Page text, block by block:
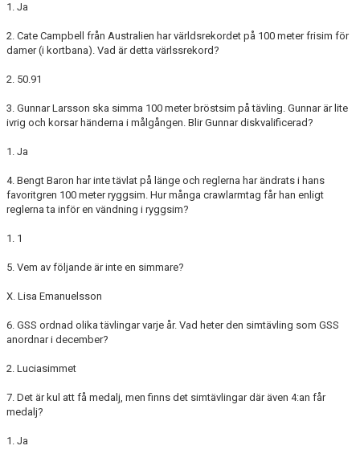
1. Ja
2. Cate Campbell från Australien har världsrekordet på 100 meter frisim för
damer (i kortbana). Vad är detta värlssrekord?
2. 50.91
3. Gunnar Larsson ska simma 100 meter bröstsim på tävling. Gunnar är lite
ivrig och korsar händerna i målgången. Blir Gunnar diskvalificerad?
1. Ja
4. Bengt Baron har inte tävlat på länge och reglerna har ändrats i hans
favoritgren 100 meter ryggsim. Hur många crawlarmtag får han enligt
reglerna ta inför en vändning i ryggsim?
1. 1
5. Vem av följande är inte en simmare?
X. Lisa Emanuelsson
6. GSS ordnad olika tävlingar varje år. Vad heter den simtävling som GSS
anordnar i december?
2. Luciasimmet
7. Det är kul att få medalj, men finns det simtävlingar där även 4:an får
medalj?
1. Ja